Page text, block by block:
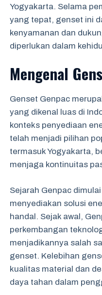
Yogyakarta. Selama
yang tepat, genset ini
kenyamanan dan
diperlukan dalam
Mengenal
Genset Genpac
yang dikenal luas di
konteks penyediaan
telah menjadi pilihan
termasuk Yogyakarta,
menjaga kontinuitas
Sejarah Genpac
menyediakan solusi
handal. Sejak awal,
perkembangan
menjadikannya salah
genset. Kelebihan
kualitas material dan
daya tahan dalam